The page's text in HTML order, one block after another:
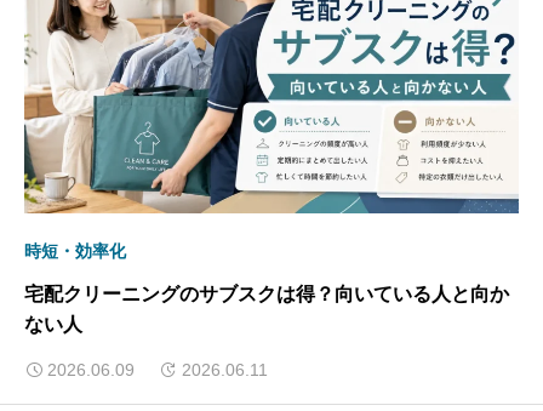
時短・効率化
宅配クリーニングのサブスクは得？向いている人と向か
ない人
2026.06.09 2026.06.11